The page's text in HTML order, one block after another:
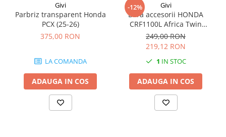
Givi
Parbriz transparent Honda
PCX (25-26)
375,00 RON
LA COMANDA
ADAUGA IN COS
-12% Givi
Bara accesorii HONDA
CRF1100L Africa Twin
Adventure Sports (20 - 23)
CRF1100L Africa Twin
Adventure Sports (24)
CRF1100L AFRICA TWIN (24)
CRF1100L Africa Twin (20 -
23)
249,00 RON
219,12 RON
1 IN STOC
ADAUGA IN COS